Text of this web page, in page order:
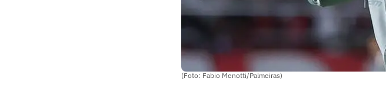
(Foto: Fabio Menotti/Palmeiras)